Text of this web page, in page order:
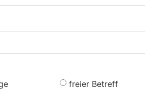
freier Betreff